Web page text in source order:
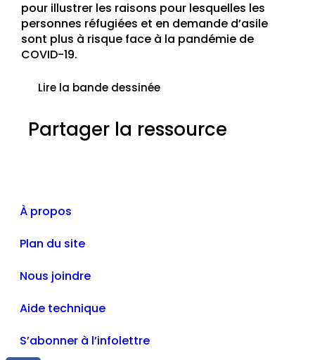
pour illustrer les raisons pour lesquelles les
personnes réfugiées et en demande d’asile
sont plus à risque face à la pandémie de
COVID-19.
Lire la bande dessinée
Partager la ressource
À propos
Plan du site
Nous joindre
Aide technique
S’abonner à l’infolettre